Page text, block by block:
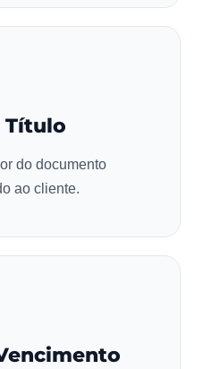
Título
do documento
ao cliente.